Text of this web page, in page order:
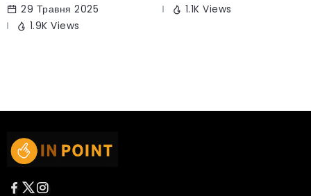
29 Травня 2025
1.9K Views
1.1K Views